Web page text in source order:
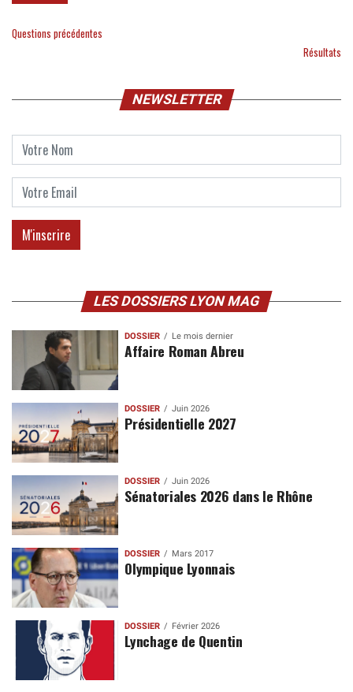
Questions précédentes
Résultats
NEWSLETTER
LES DOSSIERS LYON MAG
DOSSIER Le mois dernier
Affaire Roman Abreu
DOSSIER Juin 2026
Présidentielle 2027
DOSSIER Juin 2026
Sénatoriales 2026 dans le Rhône
DOSSIER Mars 2017
Olympique Lyonnais
DOSSIER Février 2026
Lynchage de Quentin